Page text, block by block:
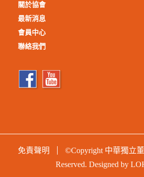
關於協會
最新消息
會員中心
聯絡我們
免責聲明
©Copyright 中華獨立
Reserved. Designed by